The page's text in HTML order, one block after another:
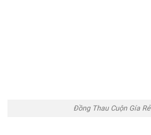
Đồng Thau Cuộn Gía Rẻ